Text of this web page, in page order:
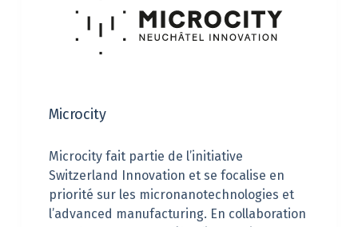
Microcity
Microcity fait partie de l’initiative
Switzerland Innovation et se focalise en
priorité sur les micronanotechnologies et
l’advanced manufacturing. En collaboration